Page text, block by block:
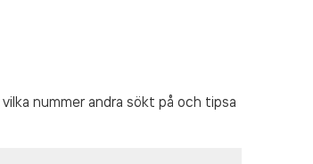
nummer andra sökt på och tipsa